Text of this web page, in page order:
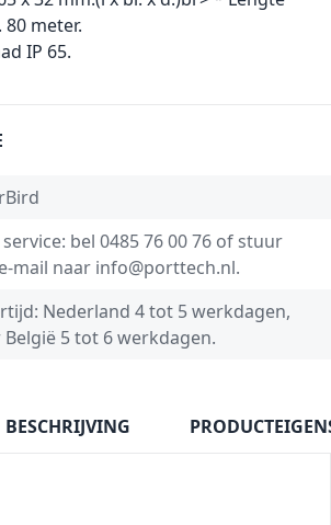
meter.
IP 65.
bel 0485 76 00 76 of stuur
mail naar info@porttech.nl.
Nederland 4 tot 5 werkdagen,
5 tot 6 werkdagen.
BESCHRIJVING